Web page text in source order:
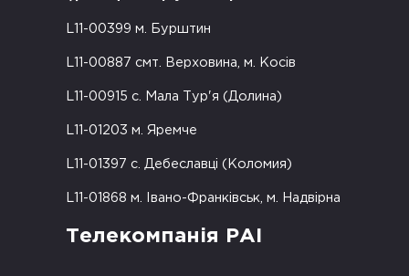
L11-00399 м. Бурштин
L11-00887 смт. Верховина, м. Косів
L11-00915 с. Мала Тур'я (Долина)
L11-01203 м. Яремче
L11-01397 с. Дебеславці (Коломия)
L11-01868 м. Івано-Франківськ, м. Надвірна
Телекомпанія РАІ